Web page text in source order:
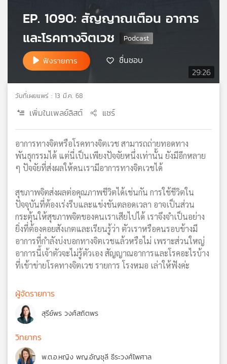
แผนที่
ข่าย
29:26
EP. 1090: สัญญาณเตือน อาการ
และโรคทางจิตเวช
ฟังรายการ ชื่นชอบ
วันที่เผยแพร่ : 13 มี.ค. 68
เพิ่มในเพลย์ลิสต์ แชร์
อาการทางจิตหรือโรคทางจิตเวช สามารถถ่ายทอดทาง
พันธุกรรมได้ แต่นี่เป็นเพียงปัจจัยหนึ่งเท่านั้น ยังมีอีกหลาย
ๆ ปัจจัยที่ส่งผลให้คนเรามีอาการทางจิตเวชได้
สุขภาพจิตส่งผลต่อคุณภาพชีวิตได้เช่นกัน การใช้ชีวิตใน
ปัจจุบันที่ต้องเร่งรีบและแข่งขันตลอดเวลา อาจเป็นส่วน
กระตุ้นให้สุขภาพจิตของคนเราเสียไปได้ เราจึงจำเป็นอย่าง
ยิ่งที่ต้องคอยสังเกตและเรียนรู้ว่า ตัวเราหรือคนรอบข้างมี
อาการที่กำลังบ่งบอกทางจิตเวชแล้วหรือไม่ เพราะส่วนใหญ่
อาการนี้เจ้าตัวจะไม่รู้ตัวเอง สัญญาณอาการและโรคอะไรบ้าง
ที่เข้าข่ายโรคทางจิตเวช รายการ โรงหมอ เล่าให้ฟังค่ะ
ผู้จัดรายการ
สุรีย์พร วงศ์สถิตพร
วิทยากร
พ.ต.อ.หญิง พญ.อัญชุลี ธีระวงศ์ไพศาล